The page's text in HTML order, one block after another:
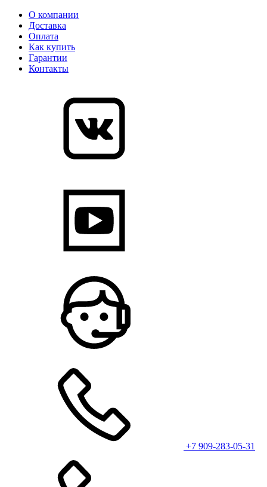
О компании
Доставка
Оплата
Как купить
Гарантии
Контакты
+7 909-283-05-31